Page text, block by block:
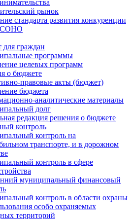
рынок
стандарта развития конкуренции
СОНО
граждан
программы
целевых программ
о бюджете
правовые акты (бюджет)
бюджета
аналитические материалы
долг
редакция решения о бюджете
контроль
контроль на
транспорте, и в дорожном
контроль в сфере
муниципальный финансовый
контроль в области охраны
особо охраняемых
территорий